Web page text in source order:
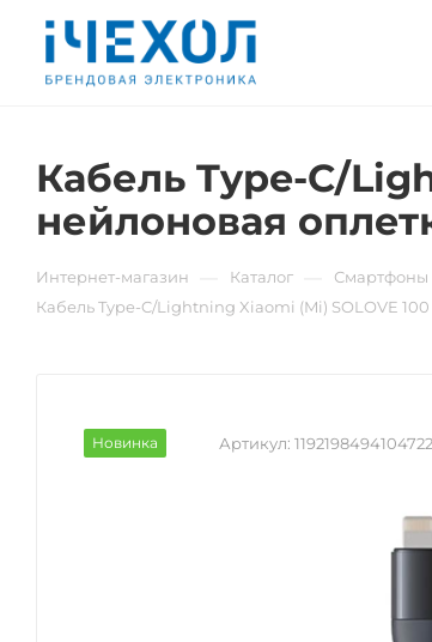
Кабель Type-C/
нейлоновая
Интернет-магазин Каталог Смартфоны
Кабель Type-C/Lightning Xiaomi (Mi) SOLOVE
Новинка Артикул: